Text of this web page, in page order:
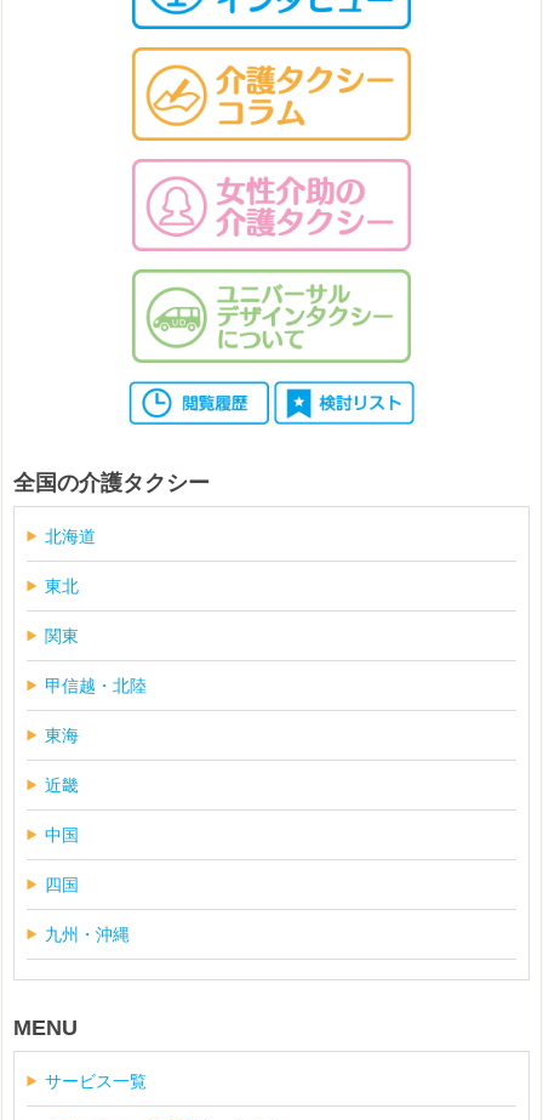
全国の介護タクシー
北海道
東北
関東
甲信越・北陸
東海
近畿
中国
四国
九州・沖縄
MENU
サービス一覧